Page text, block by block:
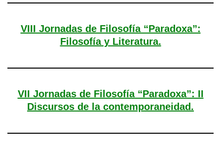
VIII Jornadas de Filosofía “Paradoxa”:
Filosofía y Literatura.
VII Jornadas de Filosofía “Paradoxa”: II
Discursos de la contemporaneidad.